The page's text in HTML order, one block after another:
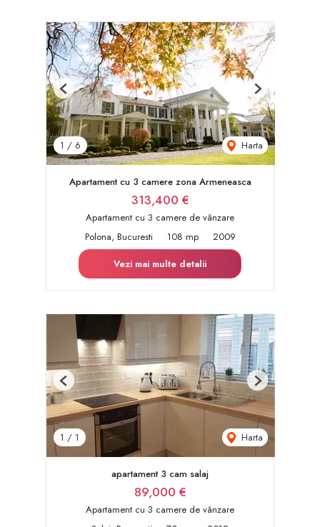
1 / 6 Harta
Previous Next
Apartament cu 3 camere zona Armeneasca
313,400 €
Apartament cu 3 camere de vânzare
Polona, Bucuresti
108 mp
2009
Vezi mai multe detalii
1 / 1 Harta
Previous Next
apartament 3 cam salaj
89,000 €
Apartament cu 3 camere de vânzare